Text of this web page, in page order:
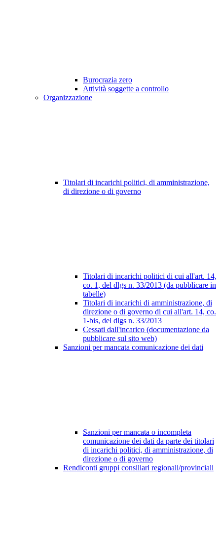
Burocrazia zero
Attività soggette a controllo
Organizzazione
Titolari di incarichi politici, di amministrazione,
di direzione o di governo
Titolari di incarichi politici di cui all'art. 14,
co. 1, del dlgs n. 33/2013 (da pubblicare in
tabelle)
Titolari di incarichi di amministrazione, di
direzione o di governo di cui all'art. 14, co.
1-bis, del dlgs n. 33/2013
Cessati dall'incarico (documentazione da
pubblicare sul sito web)
Sanzioni per mancata comunicazione dei dati
Sanzioni per mancata o incompleta
comunicazione dei dati da parte dei titolari
di incarichi politici, di amministrazione, di
direzione o di governo
Rendiconti gruppi consiliari regionali/provinciali